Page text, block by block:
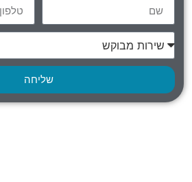
שליחה